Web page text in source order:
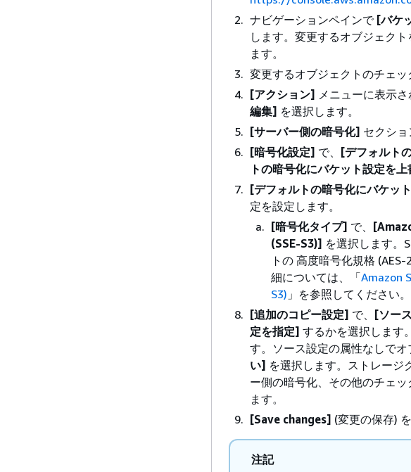
ナビゲーションペインで [バケ
します。変更するオブジェク
ます。
変更するオブジェクトのチェッ
[アクション] メニューに表示
編集] を選択します。
[サーバー側の暗号化] セクショ
[暗号化設定] で、 [デフォルト
トの暗号化にバケット設定を上
[デフォルトの暗号化にバケッ
定を設定します。
[暗号化タイプ] で、
(SSE-S3)] を選択します。
トの 高度暗号化規格
細については、「Amazon
S3) 」を参照してください。
[追加のコピー設定] で、 [ソー
定を指定] するかを選択します。
す。ソース設定の属性なしでオ
い] を選択します。ストレージ
ー側の暗号化、その他のチェッ
ます。
[Save changes] (変更の保存)
注記